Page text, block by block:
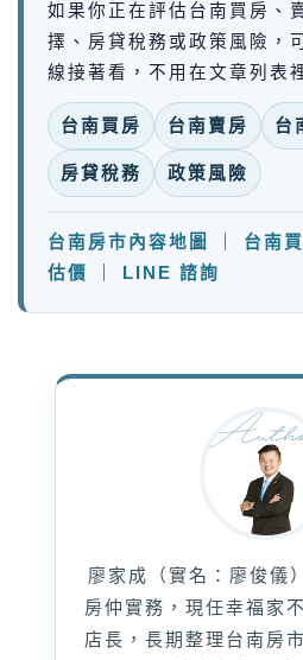
如果你正在評估台南買房、
擇、房貸稅務或政策風險，
線接著看，不用在文章列表
台南買房 台南賣房 台
房貸稅務 政策風險
台南房市內容地圖 台南
估價
LINE 諮詢
廖家成（實名：廖俊儀
房仲實務，現任幸福家
店長，長期整理台南房